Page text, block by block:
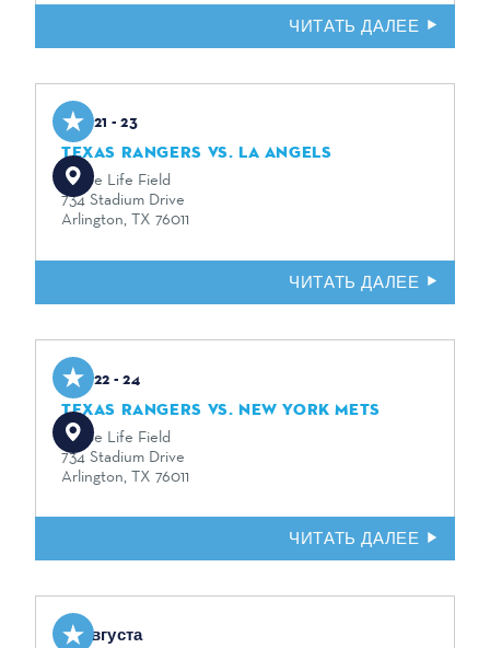
ЧИТАТЬ ДАЛЕЕ
Aug 21 - 23
TEXAS RANGERS VS. LA ANGELS
Globe Life Field
734 Stadium Drive
Arlington, TX 76011
ЧИТАТЬ ДАЛЕЕ
Aug 22 - 24
TEXAS RANGERS VS. NEW YORK METS
Globe Life Field
734 Stadium Drive
Arlington, TX 76011
ЧИТАТЬ ДАЛЕЕ
22 августа